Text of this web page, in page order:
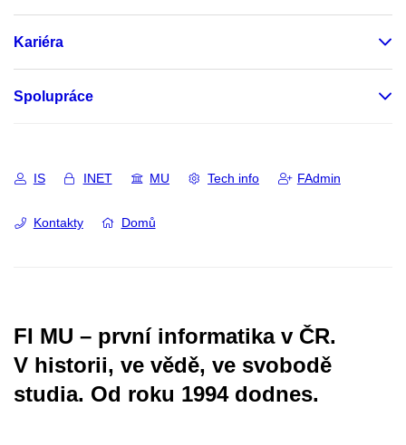
Kariéra
Spolupráce
IS INET MU Tech info FAdmin
Kontakty Domů
FI MU – první informatika v ČR.
V historii, ve vědě, ve svobodě
studia. Od roku 1994 dodnes.